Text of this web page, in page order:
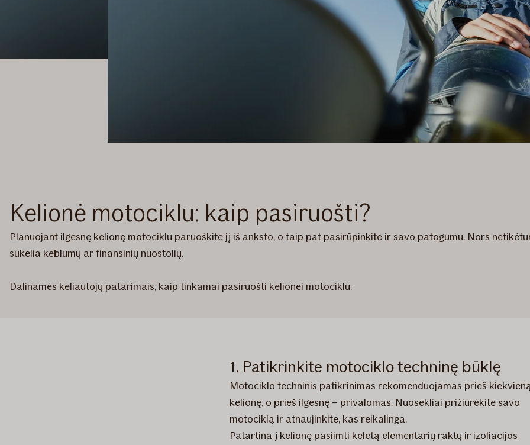
Kelionė motociklu: kaip pasiruošti?
Planuojant ilgesnę kelionę motociklu paruoškite jį iš anksto, o taip pat pasirūpinkite ir savo patogumu. Nors
sukelia keblumų ar finansinių nuostolių.
Dalinamės keliautojų patarimais, kaip tinkamai pasiruošti kelionei motociklu.
1. Patikrinkite motociklo techninę būklę
Motociklo techninis patikrinimas rekomenduojamas prieš
kelionę, o prieš ilgesnę – privalomas. Nuosekliai prižiūrėkite savo
motociklą ir atnaujinkite, kas reikalinga.
Patartina į kelionę pasiimti keletą elementarių raktų ir izoliacijos